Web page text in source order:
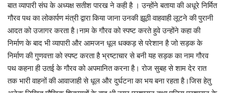
बिजनेस
फोटो
वीडियो
बात व्यापारी संघ के अध्यक्ष सतीश पारख ने कही है । उन्होंने बताया की अधूरे निर्मित
गौरव पथ का लोकार्पण मंत्री द्वारा किया जाना उनकी झूठी वाहवाही लूटने की पुरानी
आदत को उजागर करता है।नाम के गौरव को स्पष्ट करते हुवे उन्होंने कहा की
निर्माण के बाद भी व्यापारी और आमजन धूल धक्कड़ से परेशान है जो सड़क के
निर्माण की गुणवत्ता को स्पष्ट करता है भ्रष्टाचार से बनी यह सड़क का नाम गौरव
पथ कहना ही उतई के गौरव को अपमानित करना है। रोज सुबह से शाम देर रात
तक भारी वाहनों की आवाजाही से धूल और दुर्घटना का भय बना रहता है।जिस हेतु